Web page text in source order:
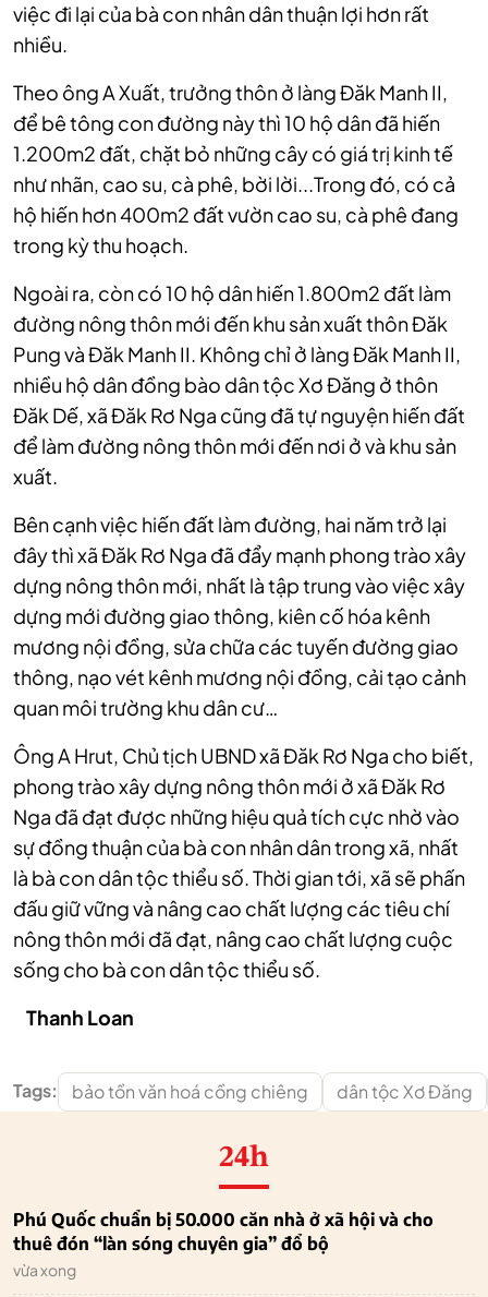
việc đi lại của bà con nhân dân thuận lợi hơn rất
nhiều.
Theo ông A Xuất, trưởng thôn ở làng Đăk Manh II,
để bê tông con đường này thì 10 hộ dân đã hiến
1.200m2 đất, chặt bỏ những cây có giá trị kinh tế
như nhãn, cao su, cà phê, bời lời...Trong đó, có cả
hộ hiến hơn 400m2 đất vườn cao su, cà phê đang
trong kỳ thu hoạch.
Ngoài ra, còn có 10 hộ dân hiến 1.800m2 đất làm
đường nông thôn mới đến khu sản xuất thôn Đăk
Pung và Đăk Manh II. Không chỉ ở làng Đăk Manh II,
nhiều hộ dân đồng bào dân tộc Xơ Đăng ở thôn
Đăk Dế, xã Đăk Rơ Nga cũng đã tự nguyện hiến đất
để làm đường nông thôn mới đến nơi ở và khu sản
xuất.
Bên cạnh việc hiến đất làm đường, hai năm trở lại
đây thì xã Đăk Rơ Nga đã đẩy mạnh phong trào xây
dựng nông thôn mới, nhất là tập trung vào việc xây
dựng mới đường giao thông, kiên cố hóa kênh
mương nội đồng, sửa chữa các tuyến đường giao
thông, nạo vét kênh mương nội đồng, cải tạo cảnh
quan môi trường khu dân cư…
Ông A Hrut, Chủ tịch UBND xã Đăk Rơ Nga cho biết,
phong trào xây dựng nông thôn mới ở xã Đăk Rơ
Nga đã đạt được những hiệu quả tích cực nhờ vào
sự đồng thuận của bà con nhân dân trong xã, nhất
là bà con dân tộc thiểu số. Thời gian tới, xã sẽ phấn
đấu giữ vững và nâng cao chất lượng các tiêu chí
nông thôn mới đã đạt, nâng cao chất lượng cuộc
sống cho bà con dân tộc thiểu số.
Thanh Loan
Tags: bảo tồn văn hoá cồng chiêng dân tộc Xơ Đăng
24h
Phú Quốc chuẩn bị 50.000 căn nhà ở xã hội và cho
thuê đón “làn sóng chuyên gia” đổ bộ
vừa xong